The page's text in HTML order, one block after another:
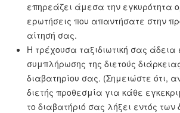
επηρεάζει άμεσα την εγκυρότητα
ερωτήσεις που απαντήσατε στην
αίτησή σας.
Η τρέχουσα ταξιδιωτική σας άδεια
συμπλήρωσης της διετούς
διαβατηρίου σας. (Σημειώστε ότι,
διετής προθεσμία για κάθε
το διαβατήριό σας λήξει εντός